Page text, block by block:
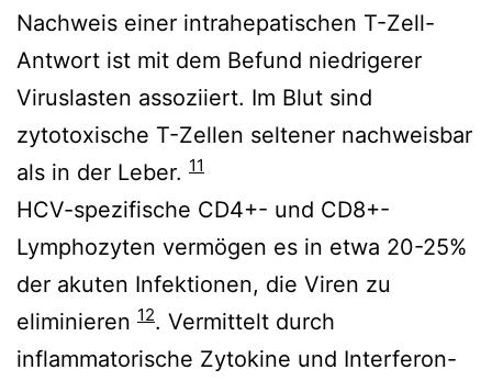
Nachweis einer intrahepatischen T-Zell-
Antwort ist mit dem Befund niedrigerer
Viruslasten assoziiert. Im Blut sind
zytotoxische T-Zellen seltener nachweisbar
als in der Leber. 11
HCV-spezifische CD4+- und CD8+-
Lymphozyten vermögen es in etwa 20-25%
der akuten Infektionen, die Viren zu
eliminieren 12. Vermittelt durch
inflammatorische Zytokine und Interferon-